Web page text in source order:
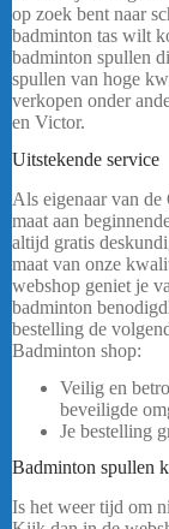
op zoek bent naar
badminton tas wilt
badminton spullen
spullen van hoge
verkopen onder
en Victor.
Uitstekende service
Als eigenaar van
maat aan
altijd gratis
maat van onze
webshop geniet je
badminton
bestelling de
Badminton shop:
Veilig en
beveiligde
Je bestelling
Badminton spullen
Is het weer tijd om